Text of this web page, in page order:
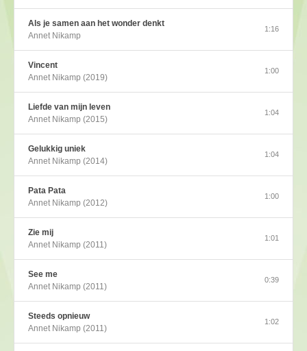
Als je samen aan het wonder denkt
Annet Nikamp
1:16
Vincent
Annet Nikamp (2019)
1:00
Liefde van mijn leven
Annet Nikamp (2015)
1:04
Gelukkig uniek
Annet Nikamp (2014)
1:04
Pata Pata
Annet Nikamp (2012)
1:00
Zie mij
Annet Nikamp (2011)
1:01
See me
Annet Nikamp (2011)
0:39
Steeds opnieuw
Annet Nikamp (2011)
1:02